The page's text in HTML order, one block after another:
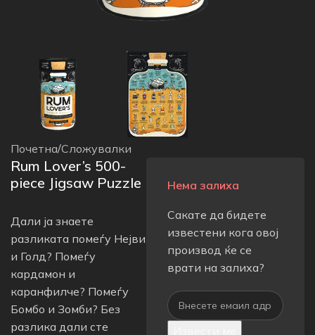
Почетна/Сложувалки
Rum Lover’s 500-
piece Jigsaw Puzzle
Дали ја знаете
разликата помеѓу Нејви
и Голд? Помеѓу
кардамон и
каранфилче? Помеѓу
Бомбо и Зомби? Без
разлика дали сте
Нема залиха
Сакате да бидете
известени кога овој
производ ќе се
врати на залиха?